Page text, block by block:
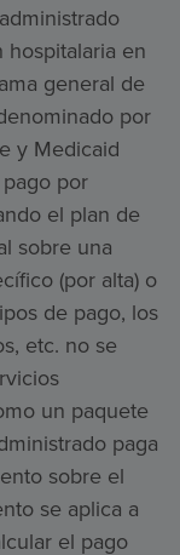
en
general de
por
y Medicaid
por
el plan de
sobre una
(por alta) o
de pago, los
etc. no se
un paquete
paga
sobre el
se aplica a
el pago